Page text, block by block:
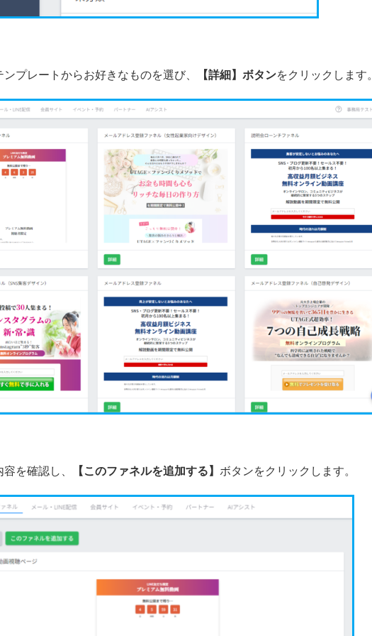
プレートからお好きなものを選び、 【詳細】ボタンをクリックします。
を確認し、 【このファネルを追加する】 ボタンをクリックします。